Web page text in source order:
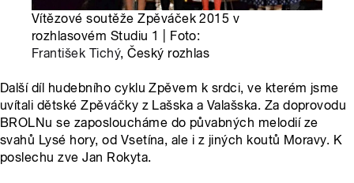
Vítězové soutěže Zpěváček 2015 v
rozhlasovém Studiu 1 | Foto:
František Tichý, Český rozhlas
Další díl hudebního cyklu Zpěvem k srdci, ve kterém jsme
uvítali dětské Zpěváčky z Lašska a Valašska. Za doprovodu
BROLNu se zaposloucháme do půvabných melodií ze
svahů Lysé hory, od Vsetína, ale i z jiných koutů Moravy. K
poslechu zve Jan Rokyta.